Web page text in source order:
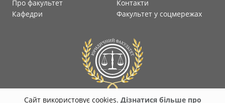
Про факультет
Контакти
Кафедри
Факультет у соцмережах
Сайт використовує cookies. Дізнатися більше про